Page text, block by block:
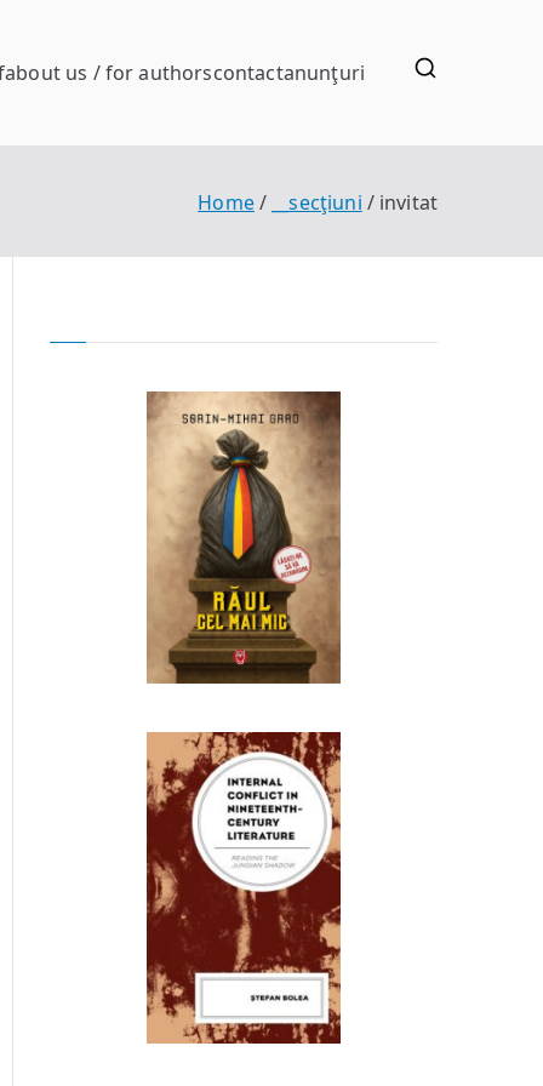
about us / for authorscontactanunţuri
Home __secţiuni invitat